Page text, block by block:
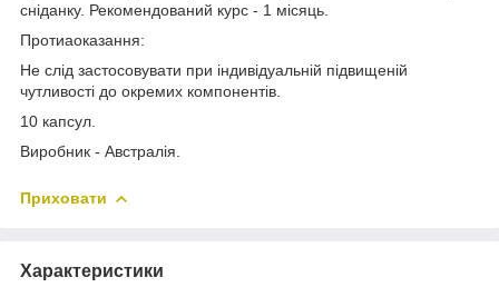
сніданку. Рекомендований курс - 1 місяць.
Протиаоказання:
Не слід застосовувати при індивідуальній підвищеній
чутливості до окремих компонентів.
10 капсул.
Виробник - Австралія.
Приховати
Характеристики